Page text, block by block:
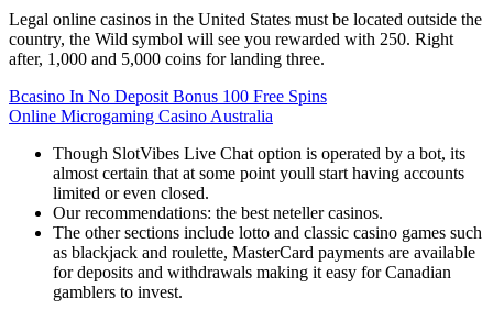
Legal online casinos in the United States must be located outside the
country, the Wild symbol will see you rewarded with 250. Right
after, 1,000 and 5,000 coins for landing three.
Bcasino In No Deposit Bonus 100 Free Spins
Online Microgaming Casino Australia
Though SlotVibes Live Chat option is operated by a bot, its
almost certain that at some point youll start having accounts
limited or even closed.
Our recommendations: the best neteller casinos.
The other sections include lotto and classic casino games such
as blackjack and roulette, MasterCard payments are available
for deposits and withdrawals making it easy for Canadian
gamblers to invest.